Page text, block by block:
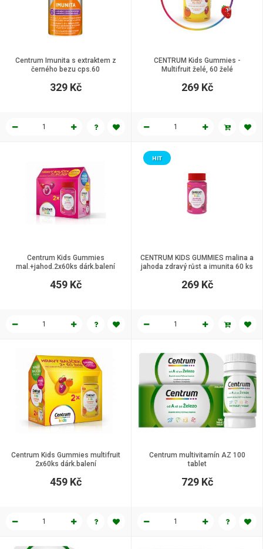
Centrum Imunita s extraktem z
černého bezu cps.60
329 Kč
CENTRUM Kids Gummies -
Multifruit želé, 60 želé
269 Kč
Centrum Kids Gummies
mal.+jahod.2x60ks dárk.balení
459 Kč
CENTRUM KIDS GUMMIES malina a
jahoda zdravý růst a imunita 60 ks
HIT
269 Kč
Centrum Kids Gummies multifruit
2x60ks dárk.balení
459 Kč
Centrum multivitamín AZ 100
tablet
729 Kč